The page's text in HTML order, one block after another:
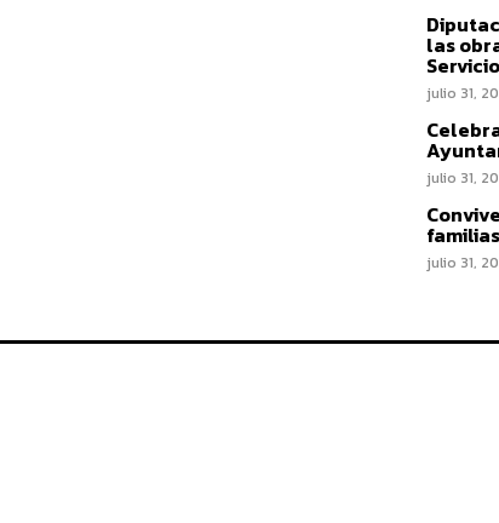
las
julio 31,
julio 31,
julio 31,